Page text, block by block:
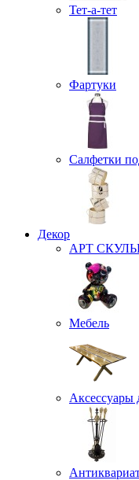
Тет-а-тет
Фартуки
Салфетки
Декор
АРТ
Мебель
Аксессуары